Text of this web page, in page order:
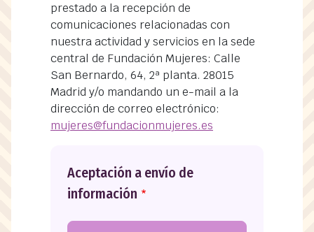
prestado a la recepción de
comunicaciones relacionadas con
nuestra actividad y servicios en la sede
central de Fundación Mujeres: Calle
San Bernardo, 64, 2ª planta. 28015
Madrid y/o mandando un e-mail a la
dirección de correo electrónico:
mujeres@fundacionmujeres.es
Aceptación a envío de
información